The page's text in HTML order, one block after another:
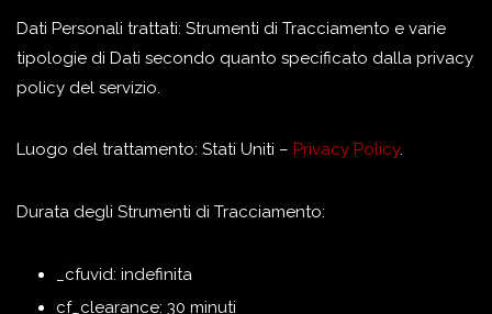
Dati Personali trattati: Strumenti di Tracciamento e varie
tipologie di Dati secondo quanto specificato dalla privacy
policy del servizio.
Luogo del trattamento: Stati Uniti – Privacy Policy.
Durata degli Strumenti di Tracciamento:
_cfuvid: indefinita
cf_clearance: 30 minuti